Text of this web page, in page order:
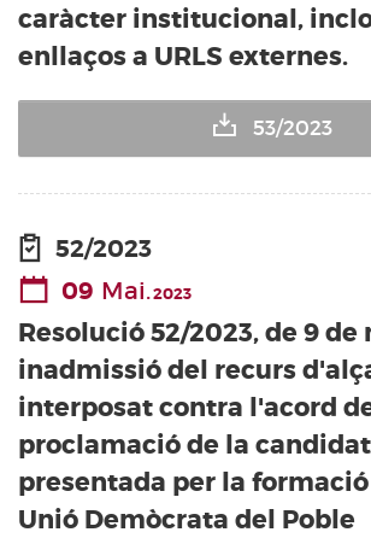
caràcter institucional,
enllaços a URLS externes.
53/2023
52/2023
09 Mai.2023
Resolució 52/2023, de 9 de
inadmissió del recurs
interposat contra l'acord
proclamació de la
presentada per la
Unió Demòcrata del Poble